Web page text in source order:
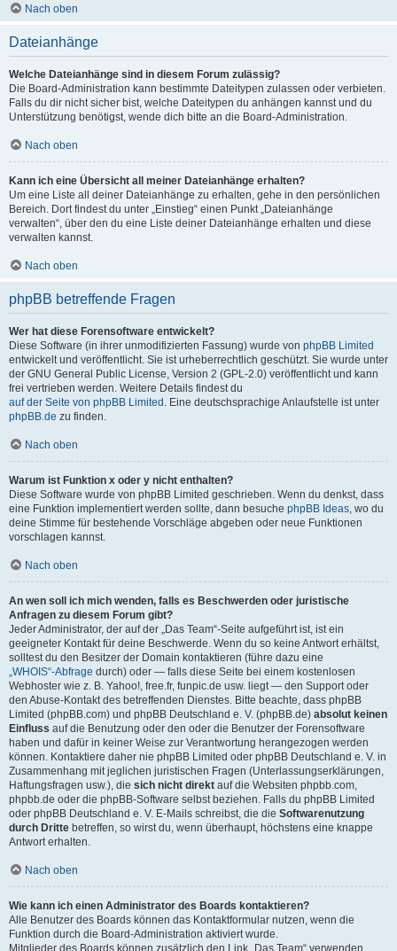
Nach oben
Dateianhänge
Welche Dateianhänge sind in diesem Forum zulässig?
Die Board-Administration kann bestimmte Dateitypen zulassen oder verbieten.
Falls du dir nicht sicher bist, welche Dateitypen du anhängen kannst und du
Unterstützung benötigst, wende dich bitte an die Board-Administration.
Nach oben
Kann ich eine Übersicht all meiner Dateianhänge erhalten?
Um eine Liste all deiner Dateianhänge zu erhalten, gehe in den persönlichen
Bereich. Dort findest du unter „Einstieg“ einen Punkt „Dateianhänge
verwalten“, über den du eine Liste deiner Dateianhänge erhalten und diese
verwalten kannst.
Nach oben
phpBB betreffende Fragen
Wer hat diese Forensoftware entwickelt?
Diese Software (in ihrer unmodifizierten Fassung) wurde von phpBB Limited
entwickelt und veröffentlicht. Sie ist urheberrechtlich geschützt. Sie wurde unter
der GNU General Public License, Version 2 (GPL-2.0) veröffentlicht und kann
frei vertrieben werden. Weitere Details findest du
auf der Seite von phpBB Limited . Eine deutschsprachige Anlaufstelle ist unter
phpBB.de zu finden.
Nach oben
Warum ist Funktion x oder y nicht enthalten?
Diese Software wurde von phpBB Limited geschrieben. Wenn du denkst, dass
eine Funktion implementiert werden sollte, dann besuche phpBB Ideas, wo du
deine Stimme für bestehende Vorschläge abgeben oder neue Funktionen
vorschlagen kannst.
Nach oben
An wen soll ich mich wenden, falls es Beschwerden oder juristische
Anfragen zu diesem Forum gibt?
Jeder Administrator, der auf der „Das Team“-Seite aufgeführt ist, ist ein
geeigneter Kontakt für deine Beschwerde. Wenn du so keine Antwort erhältst,
solltest du den Besitzer der Domain kontaktieren (führe dazu eine
„WHOIS“-Abfrage durch) oder — falls diese Seite bei einem kostenlosen
Webhoster wie z. B. Yahoo!, free.fr, funpic.de usw. liegt — den Support oder
den Abuse-Kontakt des betreffenden Dienstes. Bitte beachte, dass phpBB
Limited (phpBB.com) und phpBB Deutschland e. V. (phpBB.de) absolut keinen
Einfluss auf die Benutzung oder den oder die Benutzer der Forensoftware
haben und dafür in keiner Weise zur Verantwortung herangezogen werden
können. Kontaktiere daher nie phpBB Limited oder phpBB Deutschland e. V. in
Zusammenhang mit jeglichen juristischen Fragen (Unterlassungserklärungen,
Haftungsfragen usw.), die sich nicht direkt auf die Websiten phpbb.com,
phpbb.de oder die phpBB-Software selbst beziehen. Falls du phpBB Limited
oder phpBB Deutschland e. V. E-Mails schreibst, die die Softwarenutzung
durch Dritte betreffen, so wirst du, wenn überhaupt, höchstens eine knappe
Antwort erhalten.
Nach oben
Wie kann ich einen Administrator des Boards kontaktieren?
Alle Benutzer des Boards können das Kontaktformular nutzen, wenn die
Funktion durch die Board-Administration aktiviert wurde.
Mitglieder des Boards können zusätzlich den Link „Das Team“ verwenden.